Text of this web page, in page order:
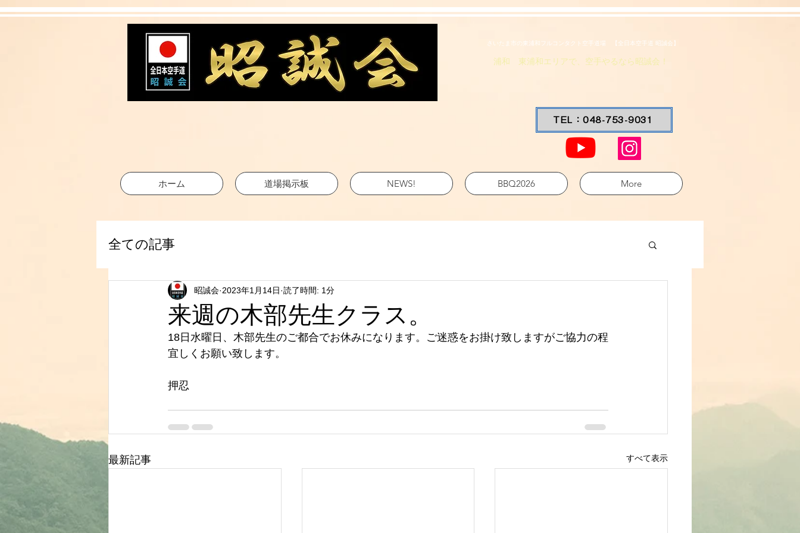
さいたま市の東浦和フルコンタクト空手道場 【全日本空手道 昭誠会】
浦和 東浦和エリアで、空手やるなら昭誠会！
TEL：048-753-9031
ホーム 道場掲示板 NEWS! BBQ2026 More
全ての記事
来週の木部先生クラス。
昭誠会 2023年1月14日 読了時間: 1分
18日水曜日、木部先生のご都合でお休みになります。ご迷惑をお掛け致しますがご協力の程
宜しくお願い致します。
押忍
最新記事 すべて表示